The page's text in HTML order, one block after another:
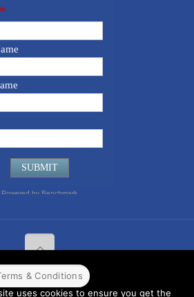
reserved.Web Design
& Conditions
uses cookies to ensure you get the